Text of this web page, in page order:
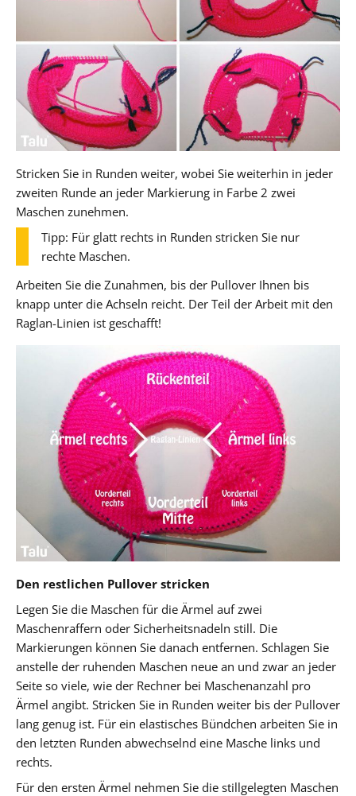
Stricken Sie in Runden weiter, wobei Sie weiterhin in jeder
zweiten Runde an jeder Markierung in Farbe 2 zwei
Maschen zunehmen.
Tipp: Für glatt rechts in Runden stricken Sie nur
rechte Maschen.
Arbeiten Sie die Zunahmen, bis der Pullover Ihnen bis
knapp unter die Achseln reicht. Der Teil der Arbeit mit den
Raglan-Linien ist geschafft!
Den restlichen Pullover stricken
Legen Sie die Maschen für die Ärmel auf zwei
Maschenraffern oder Sicherheitsnadeln still. Die
Markierungen können Sie danach entfernen. Schlagen Sie
anstelle der ruhenden Maschen neue an und zwar an jeder
Seite so viele, wie der Rechner bei Maschenanzahl pro
Ärmel angibt. Stricken Sie in Runden weiter bis der Pullover
lang genug ist. Für ein elastisches Bündchen arbeiten Sie in
den letzten Runden abwechselnd eine Masche links und
rechts.
Für den ersten Ärmel nehmen Sie die stillgelegten Maschen